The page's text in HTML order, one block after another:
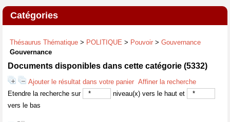
Catégories
Thésaurus Thématique > POLITIQUE > Pouvoir > Gouvernance
Gouvernance
Documents disponibles dans cette catégorie (5332)
Ajouter le résultat dans votre panier Affiner la recherche
Etendre la recherche sur
niveau(x) vers le haut et
vers le bas